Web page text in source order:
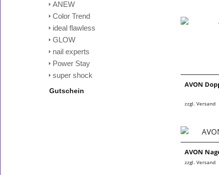
ANEW
Color Trend
ideal flawless
GLOW
nail experts
Power Stay
super shock
Gutschein
AVON
zzgl. Versand
AVON
zzgl. Versand